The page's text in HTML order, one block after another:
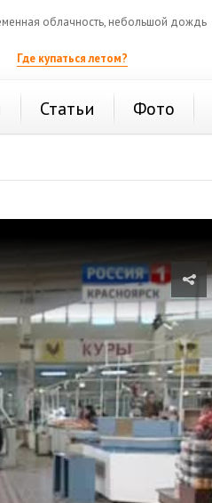
облачность, небольшой дождь
Где купаться летом?
Статьи Фото